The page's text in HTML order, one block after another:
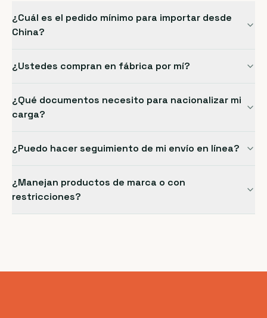
¿Cuál es el pedido mínimo para importar desde
China?
¿Ustedes compran en fábrica por mí?
¿Qué documentos necesito para nacionalizar mi
carga?
¿Puedo hacer seguimiento de mi envío en línea?
¿Manejan productos de marca o con
restricciones?